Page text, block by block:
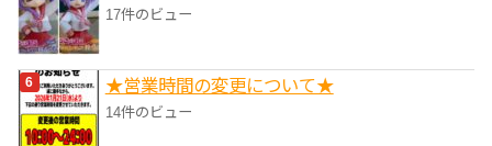
17件のビュー
★営業時間の変更について★
14件のビュー